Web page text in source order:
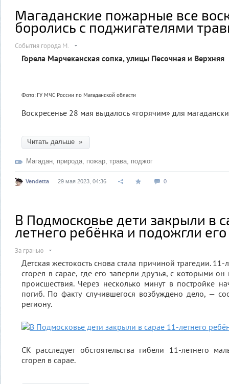
Магаданские пожарные все
боролись с поджигателями
События города М.
Горела Марчеканская сопка, улицы Песочная и Верхняя
Фото: ГУ МЧС России по Магаданской области
Воскресенье 28 мая выдалось «горячим» для
Читать дальше »
Магадан природа пожар трава поджог
Vendetta 29 мая 2023, 04:36 0
В Подмосковье дети закрыли в
летнего ребёнка и подожгли его
За гранью
Детская жестокость снова стала причиной трагедии.
сгорел в сарае, где его заперли друзья, с которыми он
происшествия. Через несколько минут в постройке
погиб. По факту случившегося возбуждено дело, —
региону.
СК расследует обстоятельства гибели 11-летнего
сгорел в сарае.